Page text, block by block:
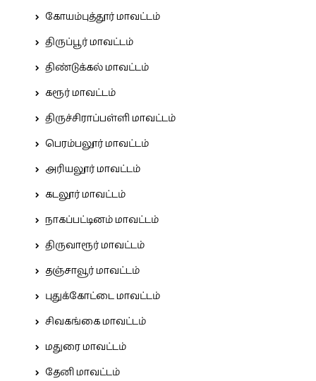
கோயம்புத்தூர் மாவட்டம்
திருப்பூர் மாவட்டம்
திண்டுக்கல் மாவட்டம்
கரூர் மாவட்டம்
திருச்சிராப்பள்ளி மாவட்டம்
பெரம்பலூர் மாவட்டம்
அரியலூர் மாவட்டம்
கடலூர் மாவட்டம்
நாகப்பட்டினம் மாவட்டம்
திருவாரூர் மாவட்டம்
தஞ்சாவூர் மாவட்டம்
புதுக்கோட்டை மாவட்டம்
சிவகங்கை மாவட்டம்
மதுரை மாவட்டம்
தேனி மாவட்டம்